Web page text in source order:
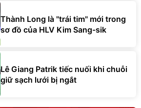
Thành Long là "trái tim" mới trong
sơ đồ của HLV Kim Sang-sik
Lê Giang Patrik tiếc nuối khi chuỗi
giữ sạch lưới bị ngắt